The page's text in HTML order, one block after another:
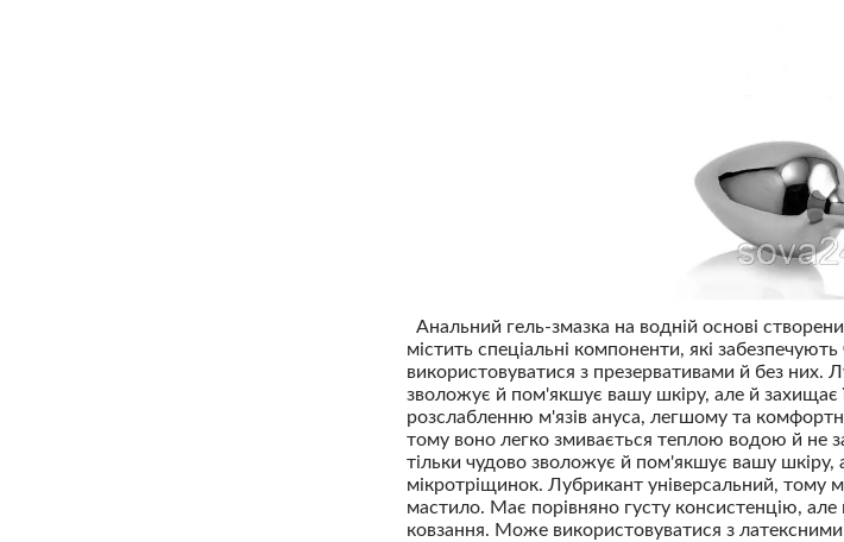
Анальний гель-змазка на водній основі
містить спеціальні компоненти, які
використовуватися з презервативами й без них.
зволожує й пом'якшує вашу шкіру, але й захищає
розслабленню м'язів ануса, легшому та
тому воно легко змивається теплою водою й не
тільки чудово зволожує й пом'якшує вашу шкіру,
мікротріщинок. Лубрикант універсальний, тому
мастило. Має порівняно густу консистенцію,
ковзання. Може використовуватися з